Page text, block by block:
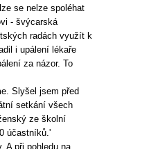
se nelze spoléhat
- švýcarská
radách využít k
i upálení lékaře
za názor. To
Slyšel jsem před
setkání všech
ze školní
účastníků.'
A při pohledu na